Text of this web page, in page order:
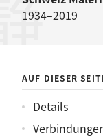
1934–2019
AUF DIESER
Details